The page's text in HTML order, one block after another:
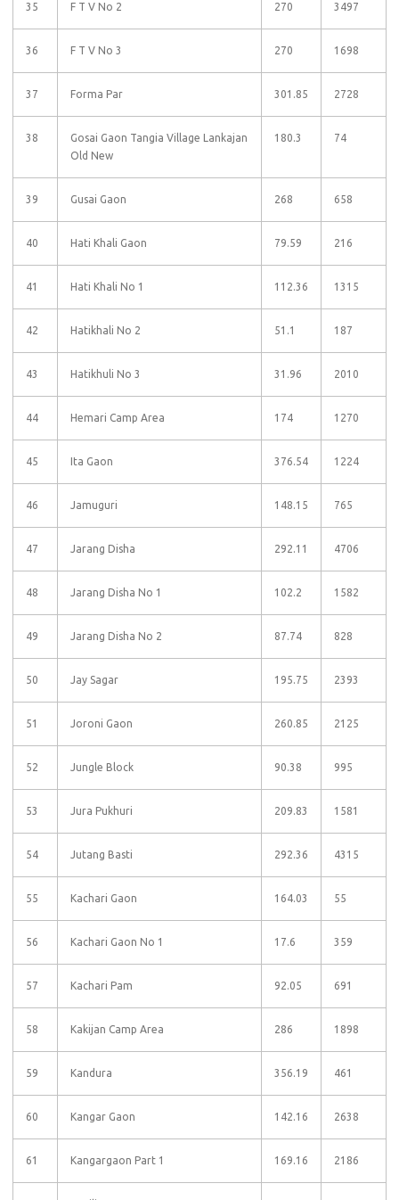
35 F T V No 2 270 3497
36 F T V No 3 270 1698
37 Forma Par 301.85 2728
38
Gosai Gaon Tangia Village Lankajan
Old New
180.3 74
39 Gusai Gaon 268 658
40 Hati Khali Gaon 79.59 216
41 Hati Khali No 1 112.36 1315
42 Hatikhali No 2 51.1 187
43 Hatikhuli No 3 31.96 2010
44 Hemari Camp Area 174 1270
45 Ita Gaon 376.54 1224
46 Jamuguri 148.15 765
47 Jarang Disha 292.11 4706
48 Jarang Disha No 1 102.2 1582
49 Jarang Disha No 2 87.74 828
50 Jay Sagar 195.75 2393
51 Joroni Gaon 260.85 2125
52 Jungle Block 90.38 995
53 Jura Pukhuri 209.83 1581
54 Jutang Basti 292.36 4315
55 Kachari Gaon 164.03 55
56 Kachari Gaon No 1 17.6 359
57 Kachari Pam 92.05 691
58 Kakijan Camp Area 286 1898
59 Kandura 356.19 461
60 Kangar Gaon 142.16 2638
61 Kangargaon Part 1 169.16 2186